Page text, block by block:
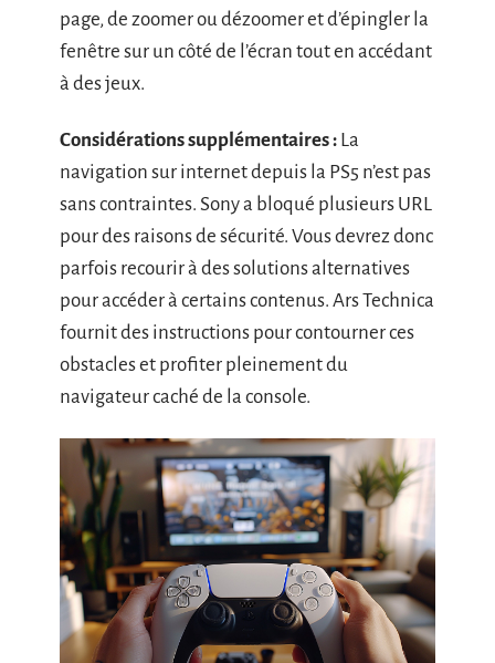
page, de zoomer ou dézoomer et d’épingler la
fenêtre sur un côté de l’écran tout en accédant
à des jeux.
Considérations supplémentaires : La
navigation sur internet depuis la PS5 n’est pas
sans contraintes. Sony a bloqué plusieurs URL
pour des raisons de sécurité. Vous devrez donc
parfois recourir à des solutions alternatives
pour accéder à certains contenus. Ars Technica
fournit des instructions pour contourner ces
obstacles et profiter pleinement du
navigateur caché de la console.